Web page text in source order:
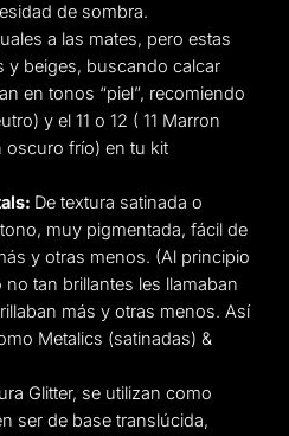
de sombra.
a las mates, pero estas
y beiges, buscando calcar
en tonos “piel”, recomiendo
y el 11 o 12 ( 11 Marron
oscuro frío) en tu kit
De textura satinada o
muy pigmentada, fácil de
y otras menos. (Al principio
tan brillantes les llamaban
más y otras menos. Así
Metalics (satinadas) &
Glitter, se utilizan como
ser de base translúcida,